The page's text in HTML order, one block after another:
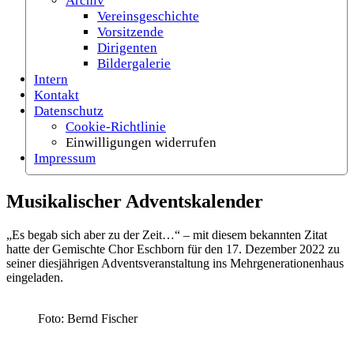
Vereinsgeschichte
Vorsitzende
Dirigenten
Bildergalerie
Intern
Kontakt
Datenschutz
Cookie-Richtlinie
Einwilligungen widerrufen
Impressum
Musikalischer Adventskalender
„Es begab sich aber zu der Zeit…“ – mit diesem bekannten Zitat
hatte der Gemischte Chor Eschborn für den 17. Dezember 2022 zu
seiner diesjährigen Adventsveranstaltung ins Mehrgenerationenhaus
eingeladen.
Foto: Bernd Fischer